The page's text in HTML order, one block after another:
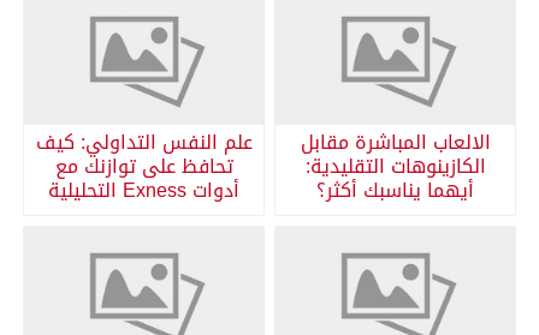
الالعاب المباشرة مقابل
الكازينوهات التقليدية:
أيهما يناسبك أكثر؟
علم النفس التداولي: كيف
تحافظ على توازنك مع
أدوات Exness التحليلية